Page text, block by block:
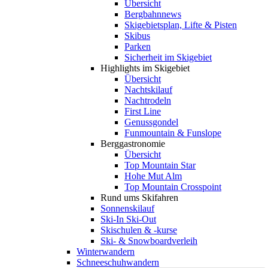
Übersicht
Bergbahnnews
Skigebietsplan, Lifte & Pisten
Skibus
Parken
Sicherheit im Skigebiet
Highlights im Skigebiet
Übersicht
Nachtskilauf
Nachtrodeln
First Line
Genussgondel
Funmountain & Funslope
Berggastronomie
Übersicht
Top Mountain Star
Hohe Mut Alm
Top Mountain Crosspoint
Rund ums Skifahren
Sonnenskilauf
Ski-In Ski-Out
Skischulen & -kurse
Ski- & Snowboardverleih
Winterwandern
Schneeschuhwandern